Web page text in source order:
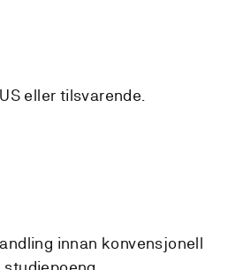
eller tilsvarende.
innan konvensjonell